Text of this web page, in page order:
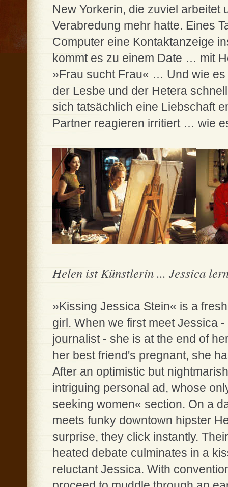
New Yorkerin, die zuviel arbeitet
Verabredung mehr hatte. Eines
Computer eine Kontaktanzeige
kommt es zu einem Date … mit
»Frau sucht Frau« … Und wie
der Lesbe und der Hetera
sich tatsächlich eine Liebschaft
Partner reagieren irritiert … wie
Helen ist Künstlerin ... Jessica
»Kissing Jessica Stein« is a
girl. When we first meet Jessica
journalist - she is at the end of
her best friend's pregnant, she
After an optimistic but
intriguing personal ad, whose
seeking women« section. On a
meets funky downtown hipster
surprise, they click instantly.
heated debate culminates in a
reluctant Jessica. With